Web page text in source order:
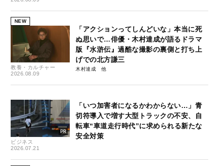
NEW
教養・カルチャー
2026.08.09
「アクションってしんどいな」本当に死
ぬ思いで…俳優・木村達成が語るドラマ
版『水滸伝』過酷な撮影の裏側と打ち上
げでの北方謙三
木村達成
ビジネス
2026.07.21
「いつ加害者になるかわからない…」青
切符導入で増す大型トラックの不安、自
転車“車道走行時代”に求められる新たな
安全対策